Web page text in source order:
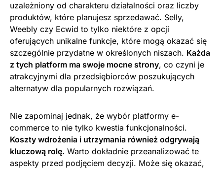
uzależniony od charakteru działalności oraz liczby
produktów, które planujesz sprzedawać. Selly,
Weebly czy Ecwid to tylko niektóre z opcji
oferujących unikalne funkcje, które mogą okazać się
szczególnie przydatne w określonych niszach. Każda
z tych platform ma swoje mocne strony, co czyni je
atrakcyjnymi dla przedsiębiorców poszukujących
alternatyw dla popularnych rozwiązań.
Nie zapominaj jednak, że wybór platformy e-
commerce to nie tylko kwestia funkcjonalności.
Koszty wdrożenia i utrzymania również odgrywają
kluczową rolę. Warto dokładnie przeanalizować te
aspekty przed podjęciem decyzji. Może się okazać,